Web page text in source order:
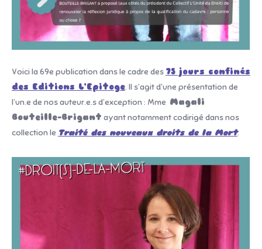
Voici la 69e publication dans le cadre des 75 jours confinés
des Editions L’Epitoge. Il s’agit d’une présentation de
l’un.e de nos auteur.e.s d’exception : Mme Magali
Bouteille-Brigant ayant notamment codirigé dans nos
collection le Traité des nouveaux droits de la Mort.